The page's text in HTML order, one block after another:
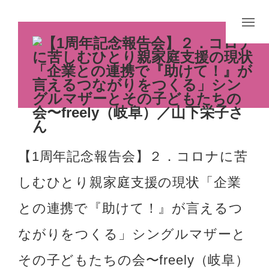
【1周年記念報告会】２．コロナに苦
しむひとり親家庭支援の現状「企業
との連携で『助けて！』が言えるつ
ながりをつくる」シングルマザーと
その子どもたちの会〜freely（岐阜）